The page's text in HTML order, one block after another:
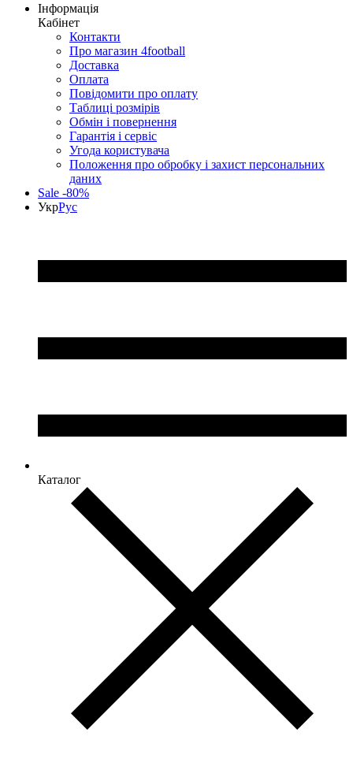
Інформація
Кабінет
Контакти
Про магазин 4football
Доставка
Оплата
Повідомити про оплату
Таблиці розмірів
Обмін і повернення
Гарантія і сервіс
Угода користувача
Положення про обробку і захист персональних
даних
Sale -80%
УкрРус
Каталог